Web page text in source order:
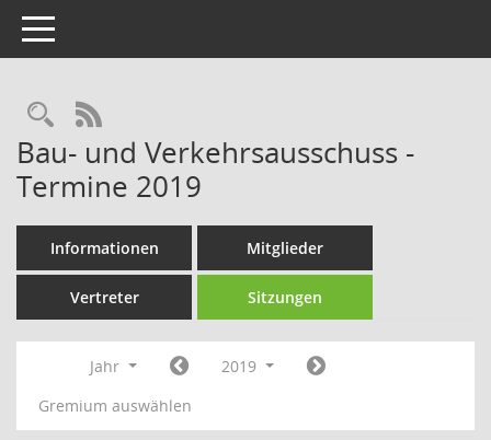
Toggle navigation
Rechercheauswahl
RSS-Feed
Bau- und Verkehrsausschuss -
Termine 2019
Informationen Mitglieder
Vertreter Sitzungen
Jahr
2019
Gremium auswählen